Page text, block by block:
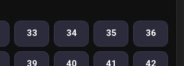
33 34 35 36
39 40 41 42